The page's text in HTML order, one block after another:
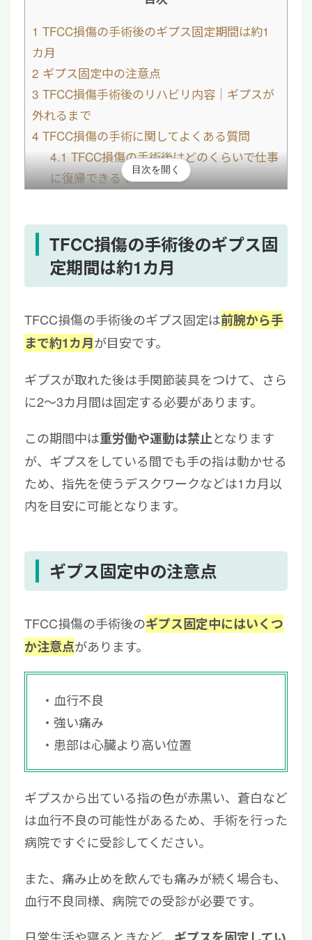
1 TFCC損傷の手術後のギプス固定期間は約1
カ月
2 ギプス固定中の注意点
3 TFCC損傷手術後のリハビリ内容｜ギプスが
外れるまで
4 TFCC損傷の手術に関してよくある質問
4.1TFCC損傷の手術後はどのくらいで仕事
に復帰できる？
4.3TFCC損傷の手術費用の目安は？
5 【まとめ】TFCC損傷の手術後のギプス固定
期間は約1カ月！注意点を守って早期回復を目
目次を開く
TFCC損傷の手術後のギプス固
定期間は約1カ月
TFCC損傷の手術後のギプス固定は前腕から手
まで約1カ月が目安です。
ギプスが取れた後は手関節装具をつけて、さら
に2〜3カ月間は固定する必要があります。
この期間中は重労働や運動は禁止となります
が、ギプスをしている間でも手の指は動かせる
ため、指先を使うデスクワークなどは1カ月以
内を目安に可能となります。
ギプス固定中の注意点
TFCC損傷の手術後のギプス固定中にはいくつ
か注意点があります。
血行不良
強い痛み
患部は心臓より高い位置
ギプスから出ている指の色が赤黒い、蒼白など
は血行不良の可能性があるため、手術を行った
病院ですぐに受診してください。
また、痛み止めを飲んでも痛みが続く場合も、
血行不良同様、病院での受診が必要です。